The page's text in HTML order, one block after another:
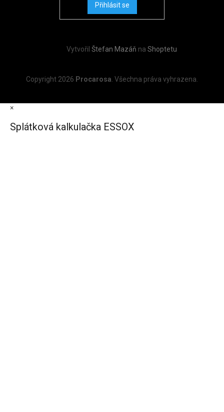
Přihlásit se
Vytvořil Štefan Mazáň na Shoptetu
Copyright 2026 Procarosa . Všechna práva vyhrazena.
×
Splátková kalkulačka ESSOX